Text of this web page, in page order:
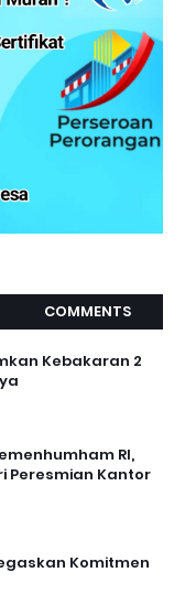
COMMENTS
Kebakaran 2
RI,
Peresmian Kantor
Komitmen